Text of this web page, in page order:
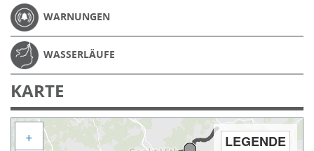
WARNUNGEN
WASSERLÄUFE
KARTE
LEGENDE
+